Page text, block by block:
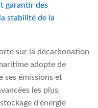
garantir des
stabilité de la
sur la décarbonation
adopte de
ses émissions et
les plus
d'énergie